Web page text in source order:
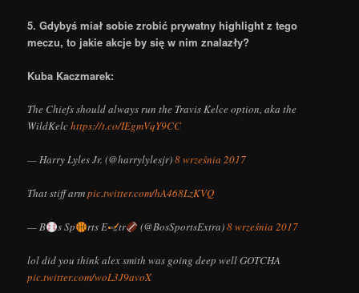
5. Gdybyś miał sobie zrobić prywatny highlight z tego
meczu, to jakie akcje by się w nim znalazły?
Kuba Kaczmarek:
The Chiefs should always run the Travis Kelce option, aka the
WildKelchttps://t.co/IEgmVqY9CC
— Harry Lyles Jr. (@harrylylesjr)8 września 2017
That stiff armpic.twitter.com/hA468LzKVQ
— B s Sp rts E tr (@BosSportsExtra)8 września 2017
lol did you think alex smith was going deep well GOTCHA
pic.twitter.com/woL3J9avoX